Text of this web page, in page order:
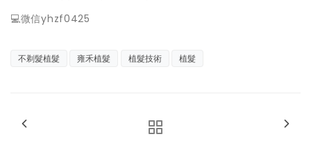
💻微信yhzf0425
不剃髮植髮 雍禾植髮 植髮技術 植髮